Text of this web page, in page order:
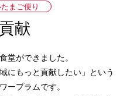
まご便り
献
堂ができました。
にもっと貢献したい」という
ープラムです。